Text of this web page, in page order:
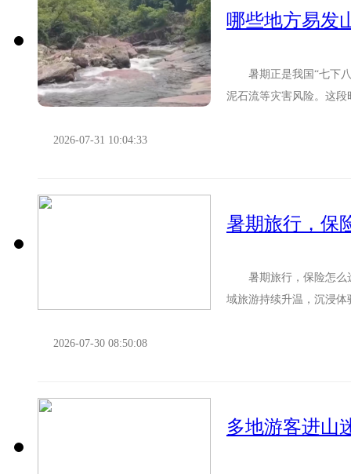
哪些地方易发
暑期正是我国“七下八
泥石流等灾害风险。这
2026-07-31 10:04:33
暑期旅行，保
暑期旅行，保险怎么
域旅游持续升温，沉浸
2026-07-30 08:50:08
多地游客进山